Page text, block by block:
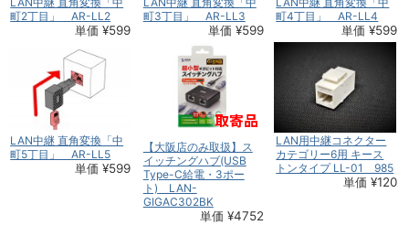
町2丁目」 AR-LL2
単価 ¥599
町3丁目」 AR-LL3
単価 ¥599
町4丁目」 AR-LL4
単価 ¥599
LAN中継 直角変換「中
町5丁目」 AR-LL5
単価 ¥599
【大阪店のみ取扱】ス
イッチングハブ(USB
Type-C給電・3ポー
ト) LAN-
GIGAC302BK
単価 ¥4752
LAN用中継コネクター
カテゴリー6用 キース
トンタイプ LL-01 985
単価 ¥120